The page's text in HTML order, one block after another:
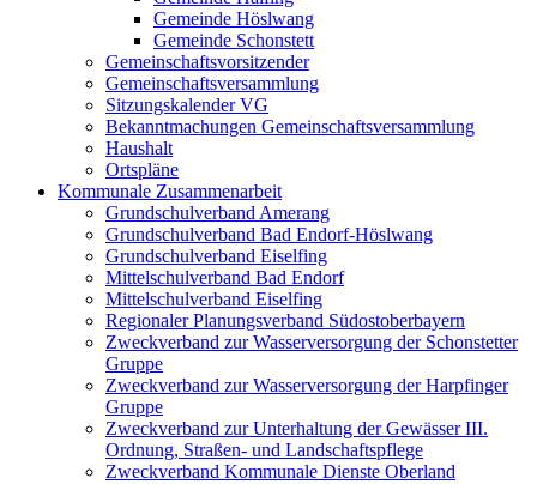
Gemeinde Höslwang
Gemeinde Schonstett
Gemeinschaftsvorsitzender
Gemeinschaftsversammlung
Sitzungskalender VG
Bekanntmachungen Gemeinschaftsversammlung
Haushalt
Ortspläne
Kommunale Zusammenarbeit
Grundschulverband Amerang
Grundschulverband Bad Endorf-Höslwang
Grundschulverband Eiselfing
Mittelschulverband Bad Endorf
Mittelschulverband Eiselfing
Regionaler Planungsverband Südostoberbayern
Zweckverband zur Wasserversorgung der Schonstetter
Gruppe
Zweckverband zur Wasserversorgung der Harpfinger
Gruppe
Zweckverband zur Unterhaltung der Gewässer III.
Ordnung, Straßen- und Landschaftspflege
Zweckverband Kommunale Dienste Oberland